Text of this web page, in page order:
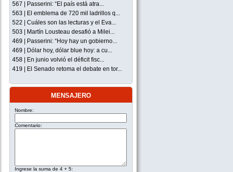
567 | Passerini: “El país está atra...
563 | El emblema de 720 mil ladrillos q...
522 | Cuáles son las lecturas y el Eva...
503 | Martín Lousteau desafió a Milei...
469 | Passerini: “Hoy hay un gobierno...
469 | Dólar hoy, dólar blue hoy: a cu...
458 | En junio volvió el déficit fisc...
419 | El Senado retoma el debate en tor...
mensajero
Nombre:
Comentario:
Ingrese la suma de 4 + 5: